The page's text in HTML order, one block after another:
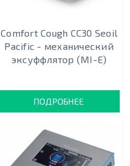
Comfort Cough CC30 Seoil
Pacific - механический
эксуффлятор (MI-E)
ПОДРОБНЕЕ